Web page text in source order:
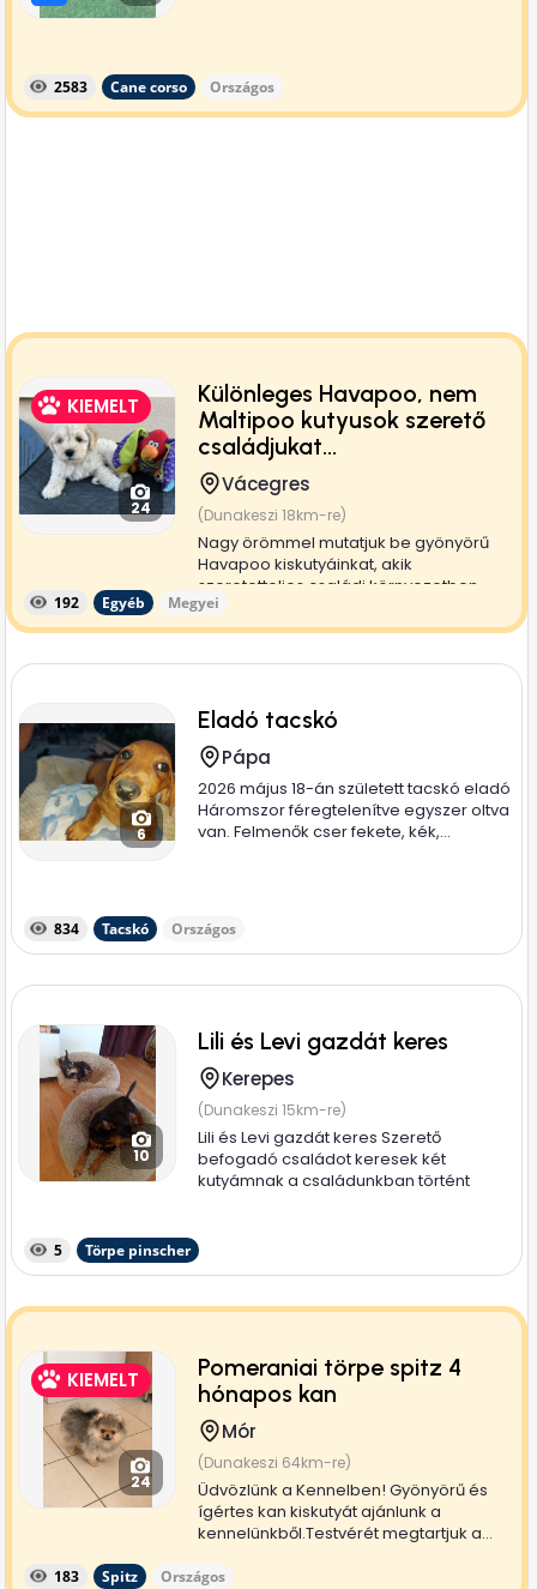
2583 Cane corso Országos
KIEMELT
24
Különleges Havapoo, nem
Maltipoo kutyusok szerető
családjukat...
Vácegres
(Dunakeszi 18km-re)
Nagy örömmel mutatjuk be gyönyörű
Havapoo kiskutyáinkat, akik
szeretetteljes családi környezetben
nevelkednek,...
192 Egyéb Megyei
6
Eladó tacskó
Pápa
2026 május 18-án született tacskó eladó
Háromszor féregtelenítve egyszer oltva
van. Felmenők cser fekete, kék,...
834 Tacskó Országos
10
Lili és Levi gazdát keres
Kerepes
(Dunakeszi 15km-re)
Lili és Levi gazdát keres Szerető
befogadó családot keresek két
kutyámnak a családunkban történt
5 Törpe pinscher
KIEMELT
24
Pomeraniai törpe spitz 4
hónapos kan
Mór
(Dunakeszi 64km-re)
Üdvözlünk a Kennelben! Gyönyörű és
ígértes kan kiskutyát ajánlunk a
kennelünkből.Testvérét megtartjuk a...
183 Spitz Országos